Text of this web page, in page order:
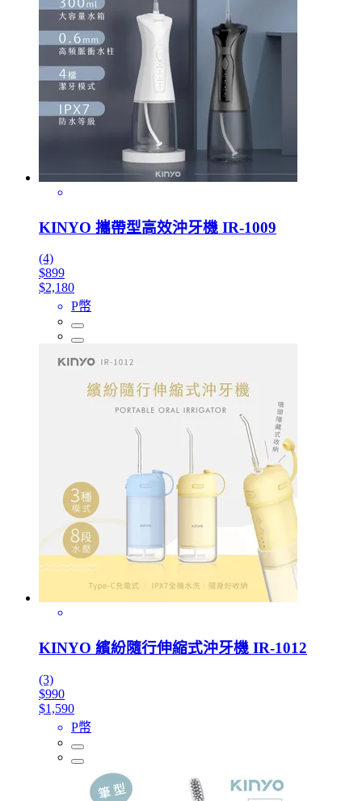
KINYO 攜帶型高效沖牙機 IR-1009
(4)
$899
$2,180
P幣
KINYO 繽紛隨行伸縮式沖牙機 IR-1012
(3)
$990
$1,590
P幣